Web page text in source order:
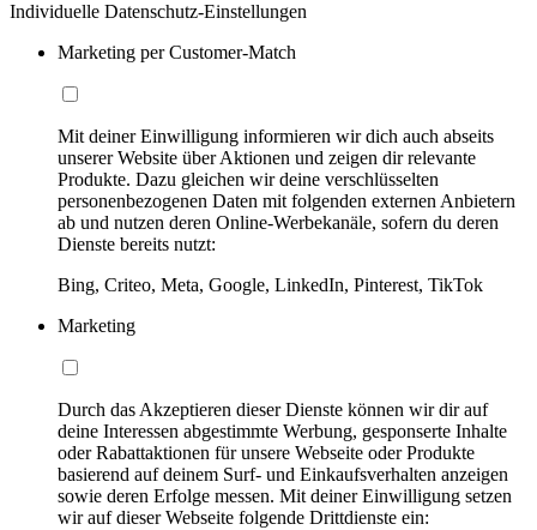
Individuelle Datenschutz-Einstellungen
Marketing per Customer-Match
Mit deiner Einwilligung informieren wir dich auch abseits
unserer Website über Aktionen und zeigen dir relevante
Produkte. Dazu gleichen wir deine verschlüsselten
personenbezogenen Daten mit folgenden externen Anbietern
ab und nutzen deren Online-Werbekanäle, sofern du deren
Dienste bereits nutzt:
Bing, Criteo, Meta, Google, LinkedIn, Pinterest, TikTok
Marketing
Durch das Akzeptieren dieser Dienste können wir dir auf
deine Interessen abgestimmte Werbung, gesponserte Inhalte
oder Rabattaktionen für unsere Webseite oder Produkte
basierend auf deinem Surf- und Einkaufsverhalten anzeigen
sowie deren Erfolge messen. Mit deiner Einwilligung setzen
wir auf dieser Webseite folgende Drittdienste ein: